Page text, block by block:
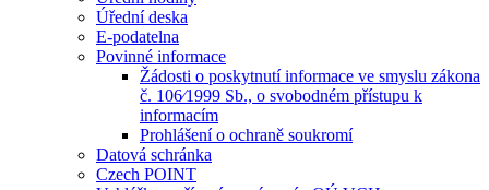
Úřední deska
E-podatelna
Povinné informace
Žádosti o poskytnutí informace ve smyslu zákona
č. 106⁄1999 Sb., o svobodném přístupu k
informacím
Prohlášení o ochraně soukromí
Datová schránka
Czech POINT